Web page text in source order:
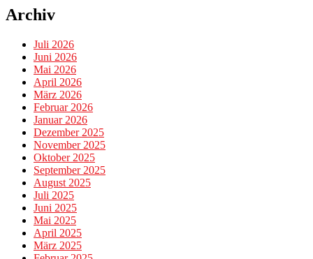
Archiv
Juli 2026
Juni 2026
Mai 2026
April 2026
März 2026
Februar 2026
Januar 2026
Dezember 2025
November 2025
Oktober 2025
September 2025
August 2025
Juli 2025
Juni 2025
Mai 2025
April 2025
März 2025